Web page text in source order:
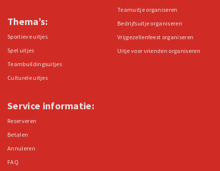
Thema’s:
Sportieve uitjes
Spel uitjes
Teambuildingsuitjes
Culturele uitjes
Teamuitje organiseren
Bedrijfsuitje organiseren
Vrijgezellenfeest organiseren
Uitje voor vrienden organiseren
Service informatie:
Reserveren
Betalen
Annuleren
FAQ